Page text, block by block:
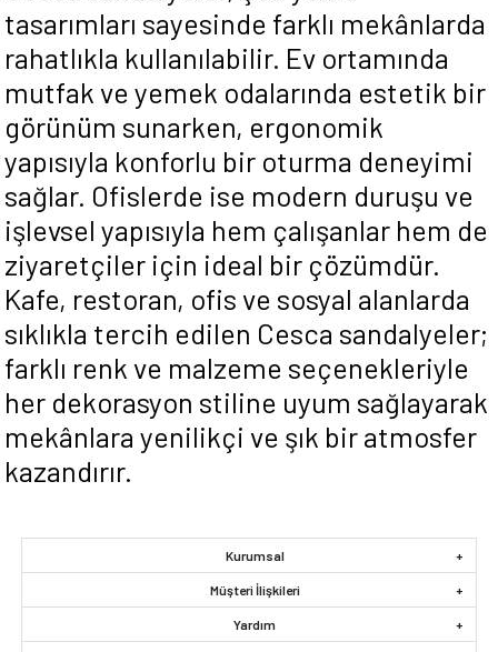
tasarımları sayesinde farklı mekânlarda
rahatlıkla kullanılabilir. Ev ortamında
mutfak ve yemek odalarında estetik bir
görünüm sunarken, ergonomik
yapısıyla konforlu bir oturma deneyimi
sağlar. Ofislerde ise modern duruşu ve
işlevsel yapısıyla hem çalışanlar hem de
ziyaretçiler için ideal bir çözümdür.
Kafe, restoran, ofis ve sosyal alanlarda
sıklıkla tercih edilen Cesca sandalyeler;
farklı renk ve malzeme seçenekleriyle
her dekorasyon stiline uyum sağlayarak
mekânlara yenilikçi ve şık bir atmosfer
kazandırır.
Kurumsal
Müşteri İlişkileri
Yardım